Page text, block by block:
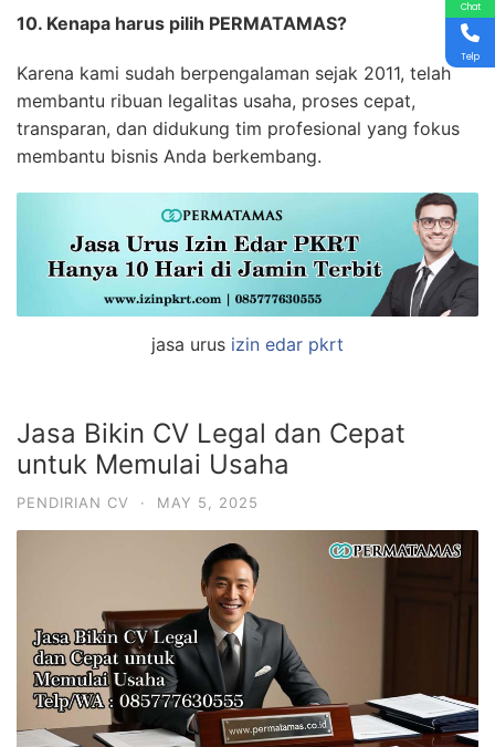
10. Kenapa harus pilih PERMATAMAS?
Karena kami sudah berpengalaman sejak 2011, telah
membantu ribuan legalitas usaha, proses cepat,
transparan, dan didukung tim profesional yang fokus
membantu bisnis Anda berkembang.
jasa urus izin edar pkrt
Jasa Bikin CV Legal dan Cepat
untuk Memulai Usaha
PENDIRIAN CV · MAY 5, 2025
Chat
Telp